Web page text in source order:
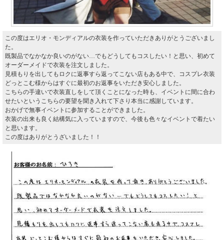
この度はエリオ・モンディアルの衣装を作っていただきありがとうございまし
た。
既製品でなかなか良いのがない…でもどうしてもコスしたい！と思い、初めて
オーダーメイドで衣装を注文しました。
見積もりを出してもロクに返事すら返ってこない店もある中で、コスプレ衣装
どっとこむ様からはすぐに最初のお返事をいただき安心しました。
こちらの手違いで衣装直しをして頂くことになった時も、イベントに間に合わ
せたいというこちらの要望を聞き入れて下さり本当に感謝しています。
おかげで無事イベントに参加することができました。
衣装の出来も良く結構気に入っていますので、今後も色々なイベントで着たい
と思います。
この度はありがとうざいました！！